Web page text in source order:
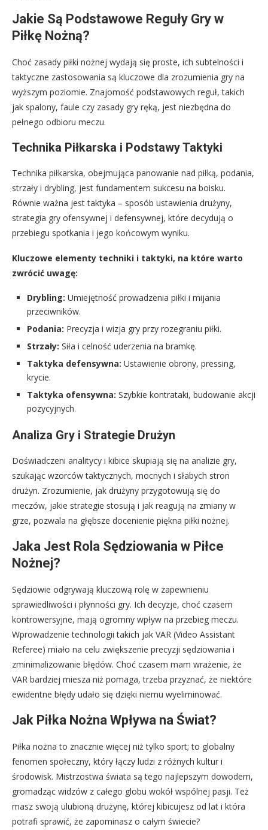
Jakie Są Podstawowe Reguły Gry w
Piłkę Nożną?
Choć zasady piłki nożnej wydają się proste, ich subtelności i
taktyczne zastosowania są kluczowe dla zrozumienia gry na
wyższym poziomie. Znajomość podstawowych reguł, takich
jak spalony, faule czy zasady gry ręką, jest niezbędna do
pełnego odbioru meczu.
Technika Piłkarska i Podstawy Taktyki
Technika piłkarska, obejmująca panowanie nad piłką, podania,
strzały i drybling, jest fundamentem sukcesu na boisku.
Równie ważna jest taktyka – sposób ustawienia drużyny,
strategia gry ofensywnej i defensywnej, które decydują o
przebiegu spotkania i jego końcowym wyniku.
Kluczowe elementy techniki i taktyki, na które warto
zwrócić uwagę:
Drybling: Umiejętność prowadzenia piłki i mijania
przeciwników.
Podania: Precyzja i wizja gry przy rozegraniu piłki.
Strzały: Siła i celność uderzenia na bramkę.
Taktyka defensywna: Ustawienie obrony, pressing,
krycie.
Taktyka ofensywna: Szybkie kontrataki, budowanie akcji
pozycyjnych.
Analiza Gry i Strategie Drużyn
Doświadczeni analitycy i kibice skupiają się na analizie gry,
szukając wzorców taktycznych, mocnych i słabych stron
drużyn. Zrozumienie, jak drużyny przygotowują się do
meczów, jakie strategie stosują i jak reagują na zmiany w
grze, pozwala na głębsze docenienie piękna piłki nożnej.
Jaka Jest Rola Sędziowania w Piłce
Nożnej?
Sędziowie odgrywają kluczową rolę w zapewnieniu
sprawiedliwości i płynności gry. Ich decyzje, choć czasem
kontrowersyjne, mają ogromny wpływ na przebieg meczu.
Wprowadzenie technologii takich jak VAR (Video Assistant
Referee) miało na celu zwiększenie precyzji sędziowania i
zminimalizowanie błędów. Choć czasem mam wrażenie, że
VAR bardziej miesza niż pomaga, trzeba przyznać, że niektóre
ewidentne błędy udało się dzięki niemu wyeliminować.
Jak Piłka Nożna Wpływa na Świat?
Piłka nożna to znacznie więcej niż tylko sport; to globalny
fenomen społeczny, który łączy ludzi z różnych kultur i
środowisk. Mistrzostwa świata są tego najlepszym dowodem,
gromadząc widzów z całego globu wokół wspólnej pasji. Też
masz swoją ulubioną drużynę, której kibicujesz od lat i która
potrafi sprawić, że zapominasz o całym świecie?